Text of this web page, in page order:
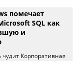
помечает
SQL как
и
Корпоративная